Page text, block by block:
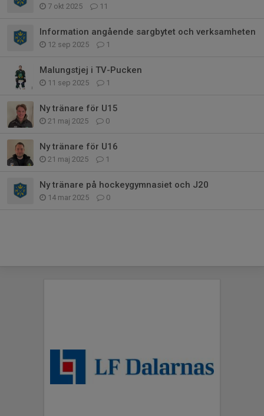
7 okt 2025 11
Information angående sargbytet och verksamheten
12 sep 2025 1
Malungstjej i TV-Pucken
11 sep 2025 1
Ny tränare för U15
21 maj 2025 0
Ny tränare för U16
21 maj 2025 1
Ny tränare på hockeygymnasiet och J20
14 mar 2025 0